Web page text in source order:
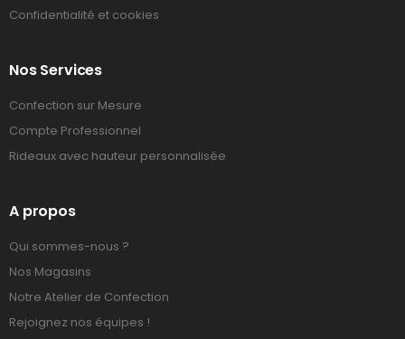
Confidentialité et cookies
Nos Services
Confection sur Mesure
Compte Professionnel
Rideaux avec hauteur personnalisée
A propos
Qui sommes-nous ?
Nos Magasins
Notre Atelier de Confection
Rejoignez nos équipes !